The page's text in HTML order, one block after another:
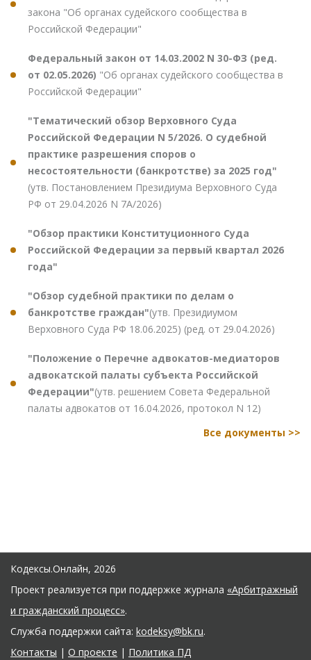
закона "Об органах судейского сообщества в
Российской Федерации"
Федеральный закон от 14.03.2002 N 30-ФЗ (ред.
от 02.05.2026) "Об органах судейского сообщества в
Российской Федерации"
"Тематический обзор Верховного Суда
Российской Федерации N 5/2026. О судебной
практике разрешения споров о
несостоятельности (банкротстве) за 2025 год"
(утв. Постановлением Президиума Верховного Суда
РФ от 29.04.2026 N 7А/2026)
"Обзор практики Конституционного Суда
Российской Федерации за первый квартал 2026
года"
"Обзор судебной практики по делам о
банкротстве граждан"(утв. Президиумом
Верховного Суда РФ 18.06.2025) (ред. от 29.04.2026)
"Положение о Перечне адвокатов-медиаторов
адвокатской палаты субъекта Российской
Федерации"(утв. решением Совета Федеральной
палаты адвокатов от 16.04.2026, протокол N 12)
Все документы >>
Кодексы.Онлайн, 2026
Проект реализуется при поддержке журнала «Арбитражный
и гражданский процесс».
Служба поддержки сайта: kodeksy@bk.ru.
Контакты | О проекте | Политика ПД